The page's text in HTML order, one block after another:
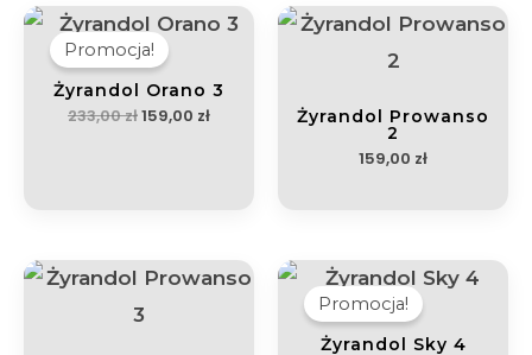
Promocja!
Żyrandol Orano 3
233,00zł
Pierwotna
cena
wynosiła:
233,00 zł.
159,00 zł
Aktualna
cena
Żyrandol Prowanso
2
159,00 zł
Promocja!
Żyrandol Sky 4
Pierwotna
cena
wynosiła:
223,00 zł.
cena